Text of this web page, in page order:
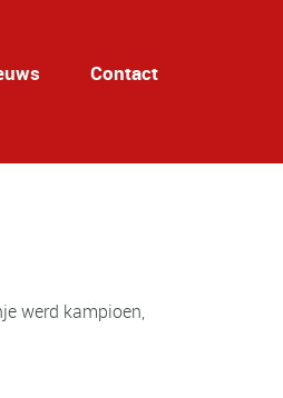
Contact
werd kampioen,